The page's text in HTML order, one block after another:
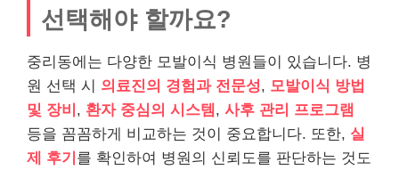
선택해야 할까요?
중리동에는 다양한 모발이식 병원들이 있습니다. 병
원 선택 시 의료진의 경험과 전문성, 모발이식 방법
및 장비 , 환자 중심의 시스템 , 사후 관리 프로그램
등을 꼼꼼하게 비교하는 것이 중요합니다. 또한, 실
제 후기 를 확인하여 병원의 신뢰도를 판단하는 것도